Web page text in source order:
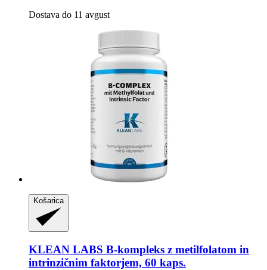
Dostava do 11 avgust
Košarica
KLEAN LABS B-​kompleks z metilfolatom in
intrinzičnim faktorjem, 60 kaps.